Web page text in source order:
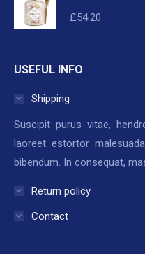
£54.20
USEFUL INFO
Shipping
Suscipit purus vitae,
laoreet estortor
bibendum. In consequat,
Return policy
Contact